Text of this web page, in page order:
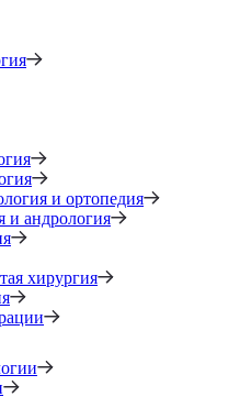
и ортопедия
и андрология
хирургия